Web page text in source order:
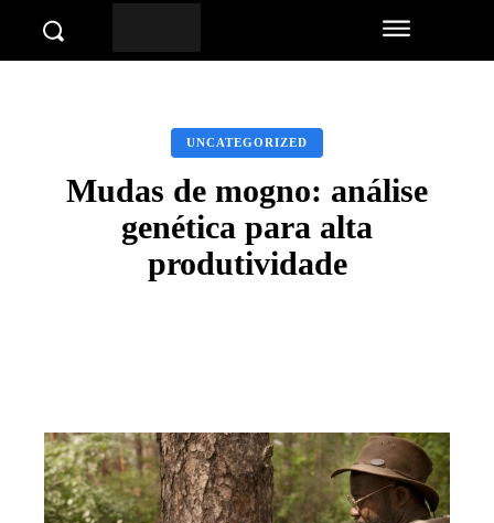
UNCATEGORIZED
Mudas de mogno: análise
genética para alta
produtividade